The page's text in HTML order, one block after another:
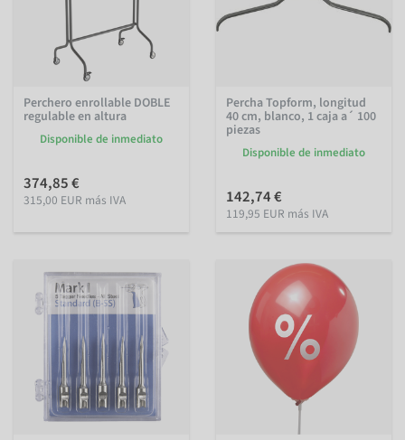
Perchero enrollable DOBLE
regulable en altura
Disponible de inmediato
374,85 €
315,00 EUR más IVA
Percha Topform, longitud
40 cm, blanco, 1 caja a´ 100
piezas
Disponible de inmediato
142,74 €
119,95 EUR más IVA